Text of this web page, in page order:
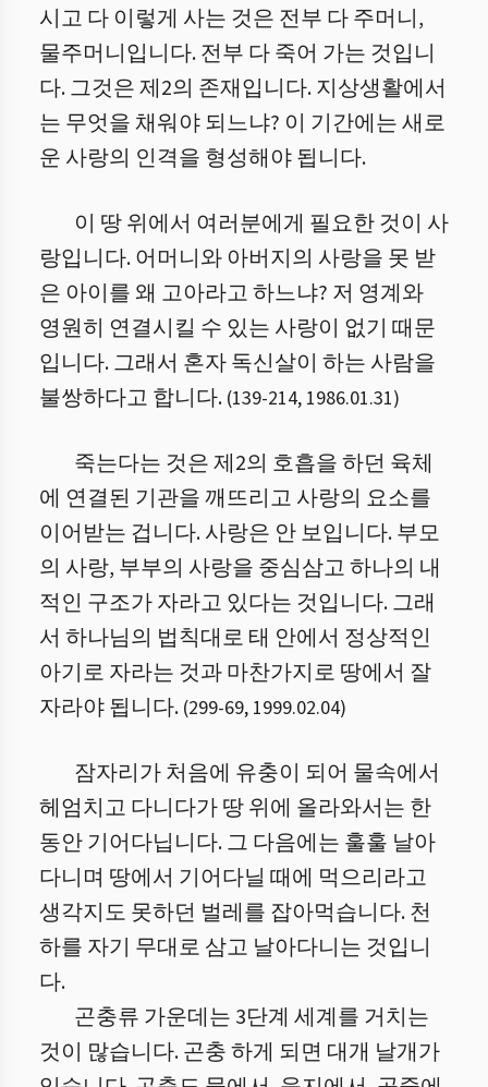
시고 다 이렇게 사는 것은 전부 다 주머니,
물주머니입니다. 전부 다 죽어 가는 것입니
다. 그것은 제2의 존재입니다. 지상생활에서
는 무엇을 채워야 되느냐? 이 기간에는 새로
운 사랑의 인격을 형성해야 됩니다.
이 땅 위에서 여러분에게 필요한 것이 사
랑입니다. 어머니와 아버지의 사랑을 못 받
은 아이를 왜 고아라고 하느냐? 저 영계와
영원히 연결시킬 수 있는 사랑이 없기 때문
입니다. 그래서 혼자 독신살이 하는 사람을
불쌍하다고 합니다. (139-214, 1986.01.31)
죽는다는 것은 제2의 호흡을 하던 육체
에 연결된 기관을 깨뜨리고 사랑의 요소를
이어받는 겁니다. 사랑은 안 보입니다. 부모
의 사랑, 부부의 사랑을 중심삼고 하나의 내
적인 구조가 자라고 있다는 것입니다. 그래
서 하나님의 법칙대로 태 안에서 정상적인
아기로 자라는 것과 마찬가지로 땅에서 잘
자라야 됩니다. (299-69, 1999.02.04)
잠자리가 처음에 유충이 되어 물속에서
헤엄치고 다니다가 땅 위에 올라와서는 한
동안 기어다닙니다. 그 다음에는 훌훌 날아
다니며 땅에서 기어다닐 때에 먹으리라고
생각지도 못하던 벌레를 잡아먹습니다. 천
하를 자기 무대로 삼고 날아다니는 것입니
다.
곤충류 가운데는 3단계 세계를 거치는
것이 많습니다. 곤충 하게 되면 대개 날개가